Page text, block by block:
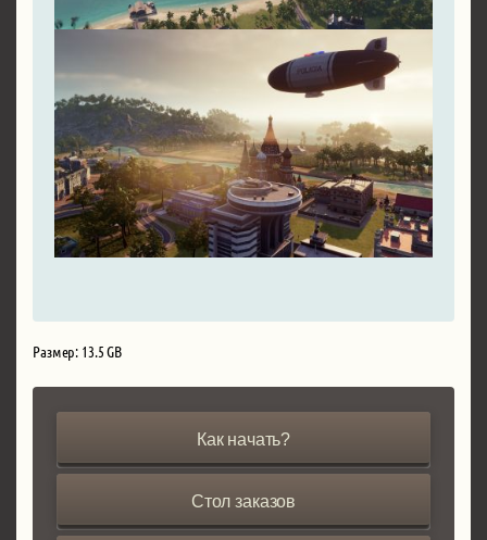
Размер: 13.5 GB
Как начать?
Стол заказов